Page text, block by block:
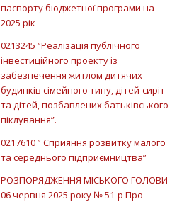
паспорту бюджетної програми на
2025 рік
0213245 “Реалізація публічного
інвестиційного проекту із
забезпечення житлом дитячих
будинків сімейного типу, дітей-сиріт
та дітей, позбавлених батьківського
піклування”.
0217610 ” Сприяння розвитку малого
та середнього підприємництва”
РОЗПОРЯДЖЕННЯ МІСЬКОГО ГОЛОВИ
06 червня 2025 року № 51-р Про